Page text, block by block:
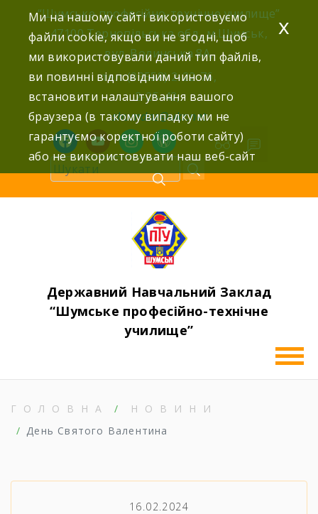
content
“Шумське професійно-технічне училище”
47100 Тернопільська обл., м.Шумськ,
вул. Волинська 8А,
тел: (03558) 2-22-76,
2-25-42,
shumdnz@ukr.net
facebookyoutubeinstagramwordpress
Державний Навчальний Заклад
“Шумське професійно-технічне
училище”
ГОЛОВНА
НОВИНИ
День Святого Валентина
16.02.2024
Ми на нашому сайті використовуємо
файли cookie, якщо ви не згодні, щоб
ми використовували даний тип файлів,
ви повинні відповідним чином
встановити налаштування вашого
браузера (в такому випадку ми не
гарантуємо коректної роботи сайту)
або не використовувати наш веб-сайт
x